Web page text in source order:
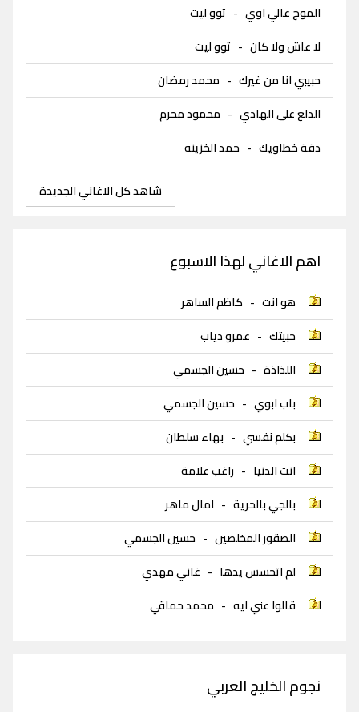
الموج عالي اوي - توو ليت
لا عاش ولا كان - توو ليت
حبيبي انا من غيرك - محمد رمضان
الدلع على الهادي - محمود محرم
دقة خطاويك - حمد الخزينه
شاهد كل الاغاني الجديدة
اهم الاغاني لهذا الاسبوع
هو انت - كاظم الساهر
حبيتك - عمرو دياب
اللذاذة - حسين الجسمي
باب ابوي - حسين الجسمي
بكلم نفسي - بهاء سلطان
انت الدنيا - راغب علامة
بالجي بالحرية - امال ماهر
الصقور المخلصين - حسين الجسمي
لم اتحسس يدها - غاني مهدي
قالوا عني ايه - محمد حماقي
نجوم الخليج العربي